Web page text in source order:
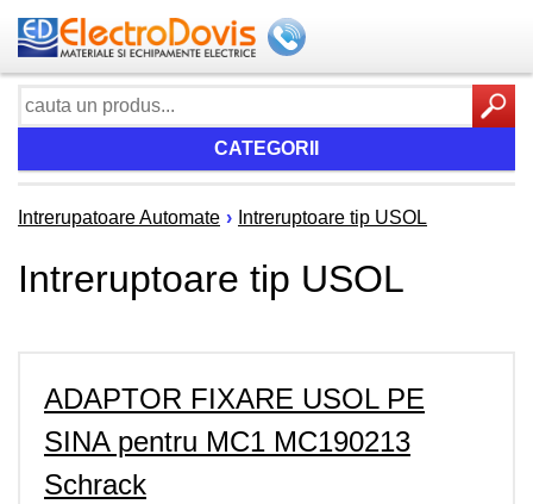
CATEGORII
Intrerupatoare Automate › Intreruptoare tip USOL
Intreruptoare tip USOL
ADAPTOR FIXARE USOL PE
SINA pentru MC1 MC190213
Schrack